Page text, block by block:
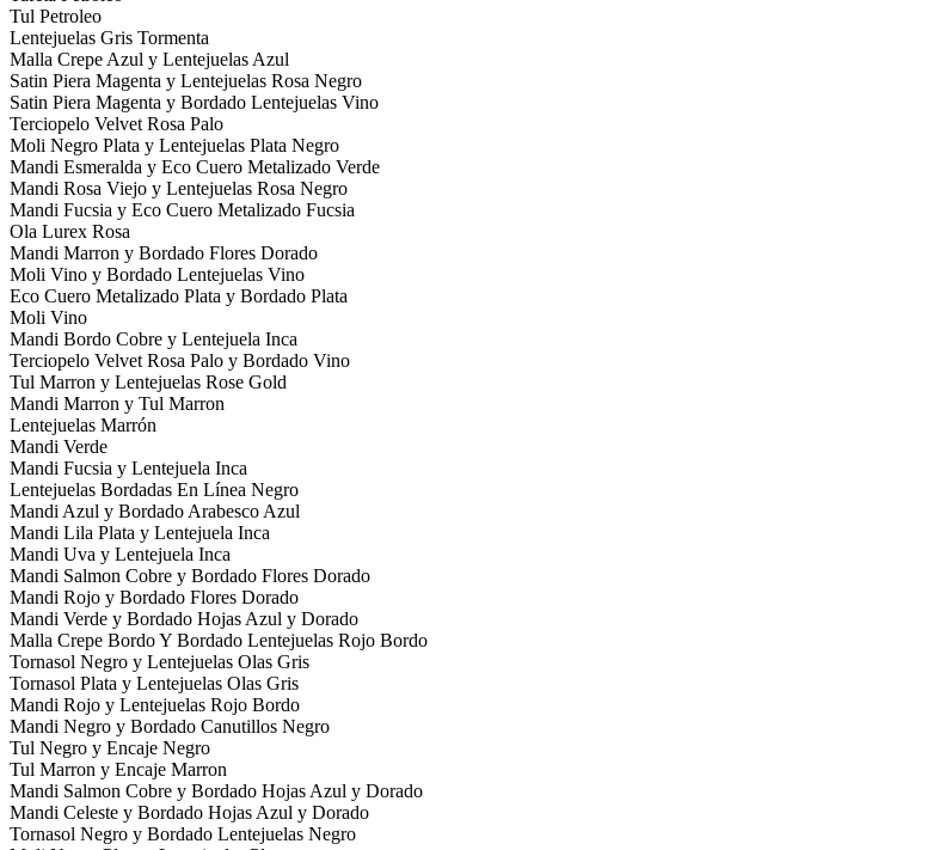
Tul Petroleo
Lentejuelas Gris Tormenta
Malla Crepe Azul y Lentejuelas Azul
Satin Piera Magenta y Lentejuelas Rosa Negro
Satin Piera Magenta y Bordado Lentejuelas Vino
Terciopelo Velvet Rosa Palo
Moli Negro Plata y Lentejuelas Plata Negro
Mandi Esmeralda y Eco Cuero Metalizado Verde
Mandi Rosa Viejo y Lentejuelas Rosa Negro
Mandi Fucsia y Eco Cuero Metalizado Fucsia
Ola Lurex Rosa
Mandi Marron y Bordado Flores Dorado
Moli Vino y Bordado Lentejuelas Vino
Eco Cuero Metalizado Plata y Bordado Plata
Moli Vino
Mandi Bordo Cobre y Lentejuela Inca
Terciopelo Velvet Rosa Palo y Bordado Vino
Tul Marron y Lentejuelas Rose Gold
Mandi Marron y Tul Marron
Lentejuelas Marrón
Mandi Verde
Mandi Fucsia y Lentejuela Inca
Lentejuelas Bordadas En Línea Negro
Mandi Azul y Bordado Arabesco Azul
Mandi Lila Plata y Lentejuela Inca
Mandi Uva y Lentejuela Inca
Mandi Salmon Cobre y Bordado Flores Dorado
Mandi Rojo y Bordado Flores Dorado
Mandi Verde y Bordado Hojas Azul y Dorado
Malla Crepe Bordo Y Bordado Lentejuelas Rojo Bordo
Tornasol Negro y Lentejuelas Olas Gris
Tornasol Plata y Lentejuelas Olas Gris
Mandi Rojo y Lentejuelas Rojo Bordo
Mandi Negro y Bordado Canutillos Negro
Tul Negro y Encaje Negro
Tul Marron y Encaje Marron
Mandi Salmon Cobre y Bordado Hojas Azul y Dorado
Mandi Celeste y Bordado Hojas Azul y Dorado
Tornasol Negro y Bordado Lentejuelas Negro